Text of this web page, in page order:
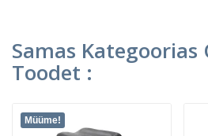
Samas Kategoorias
Toodet :
Müüme!